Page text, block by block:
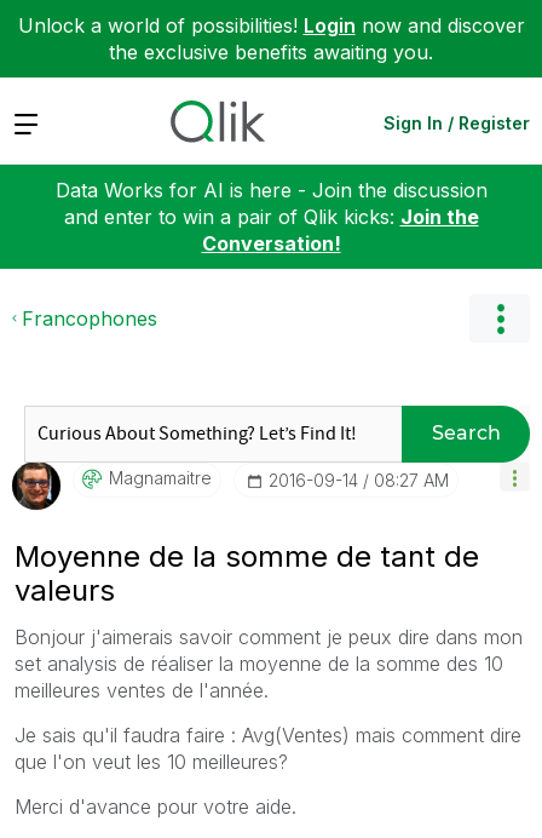
Unlock a world of possibilities! Login now and discover
the exclusive benefits awaiting you.
Expand Sign In / Register
Data Works for AI is here - Join the discussion
and enter to win a pair of Qlik kicks: Join the
Conversation!
Francophones
Search
Magnamaitre ‎2016-09-14 08:27 AM
Moyenne de la somme de tant de
valeurs
Bonjour j'aimerais savoir comment je peux dire dans mon
set analysis de réaliser la moyenne de la somme des 10
meilleures ventes de l'année.
Je sais qu'il faudra faire : Avg(Ventes) mais comment dire
que l'on veut les 10 meilleures?
Merci d'avance pour votre aide.